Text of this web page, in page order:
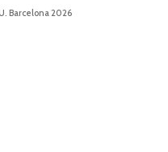
Barcelona 2026